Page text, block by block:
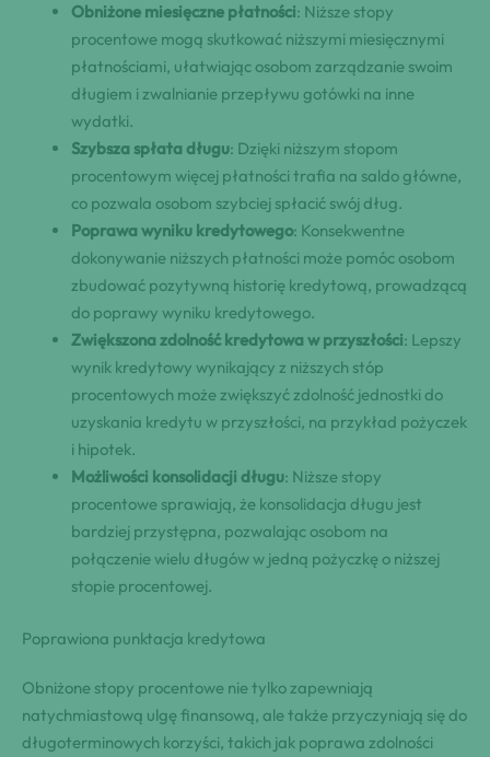
Obniżone miesięczne płatności: Niższe stopy
procentowe mogą skutkować niższymi miesięcznymi
płatnościami, ułatwiając osobom zarządzanie swoim
długiem i zwalnianie przepływu gotówki na inne
wydatki.
Szybsza spłata długu: Dzięki niższym stopom
procentowym więcej płatności trafia na saldo główne,
co pozwala osobom szybciej spłacić swój dług.
Poprawa wyniku kredytowego: Konsekwentne
dokonywanie niższych płatności może pomóc osobom
zbudować pozytywną historię kredytową, prowadzącą
do poprawy wyniku kredytowego.
Zwiększona zdolność kredytowa w przyszłości: Lepszy
wynik kredytowy wynikający z niższych stóp
procentowych może zwiększyć zdolność jednostki do
uzyskania kredytu w przyszłości, na przykład pożyczek
i hipotek.
Możliwości konsolidacji długu: Niższe stopy
procentowe sprawiają, że konsolidacja długu jest
bardziej przystępna, pozwalając osobom na
połączenie wielu długów w jedną pożyczkę o niższej
stopie procentowej.
Poprawiona punktacja kredytowa
Obniżone stopy procentowe nie tylko zapewniają
natychmiastową ulgę finansową, ale także przyczyniają się do
długoterminowych korzyści, takich jak poprawa zdolności